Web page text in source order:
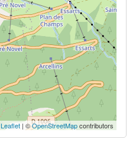
Leaflet | ©OpenStreetMapcontributors